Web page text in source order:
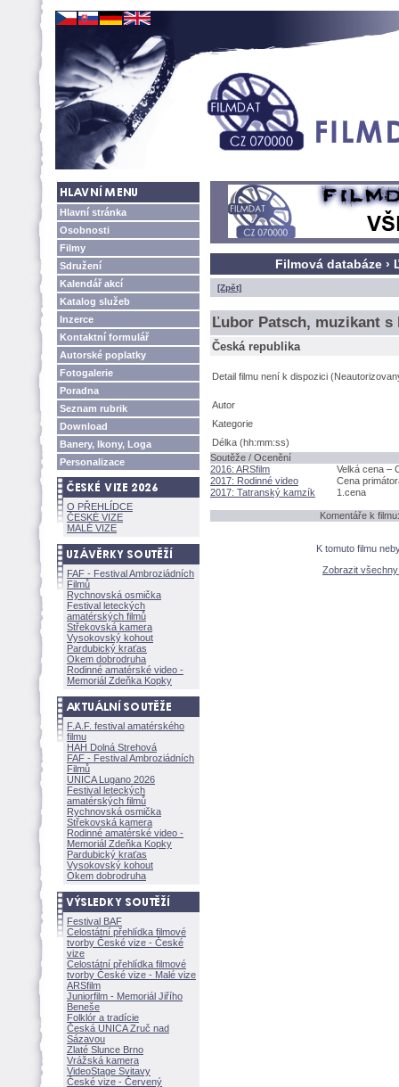
Hlavní stránka
Osobnosti
Filmy
Sdružení
Kalendář akcí
Katalog služeb
Inzerce
Kontaktní formulář
Autorské poplatky
Fotogalerie
Poradna
Seznam rubrik
Download
Banery, Ikony, Loga
Personalizace
O PŘEHLÍDCE
ČESKÉ VIZE
MALÉ VIZE
FAF - Festival Ambroziádních
Filmů
Rychnovská osmička
Festival leteckých
amatérských filmů
Střekovská kamera
Vysokovský kohout
Pardubický kraťas
Okem dobrodruha
Rodinné amatérské video -
Memoriál Zdeňka Kopky
F.A.F. festival amatérského
filmu
HAH Dolná Strehov
FAF - Festival Ambroziádních
Filmů
UNICA Lugano 2026
Festival leteckých
amatérských filmů
Rychnovská osmička
Střekovská kamera
Rodinné amatérské video -
Memoriál Zdeňka Kopky
Pardubický kraťas
Vysokovský kohout
Okem dobrodruha
Festival BAF
Celostátní přehlídka filmové
tvorby České vize - České
vize
Celostátní přehlídka filmové
tvorby České vize - Malé vize
ARSfilm
Juniorfilm - Memoriál Jiřího
Beneše
Folklór a tradície
Česká UNICA Zruč nad
Sázavou
Zlaté Slunce Brno
Vrážská kamera
VideoStage Svitavy
České vize - Červený
Filmová databáze ›
[Zpět]
Ľubor Patsch, muzikant s
Česká republika
Detail filmu není k dispozici
Autor
Kategorie
Délka (hh:mm:ss)
Soutěže / Ocenění
2016: ARSfilm
Velká cena –
2017: Rodinné video
Cena
2017: Tatranský kamzík
1.cena
Komentáře k
K tomuto filmu
Zobrazit